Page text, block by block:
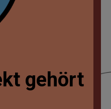
gehört